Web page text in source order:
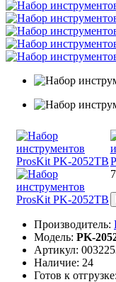
Производитель:
Модель: PK-
Артикул:
Наличие: 24
Готов к